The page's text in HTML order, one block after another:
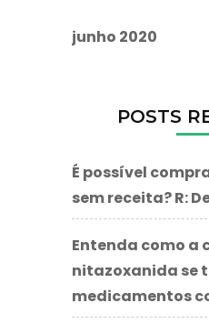
junho 2020
POSTS
É possível
sem receita? R:
Entenda como a
nitazoxanida se
medicamentos